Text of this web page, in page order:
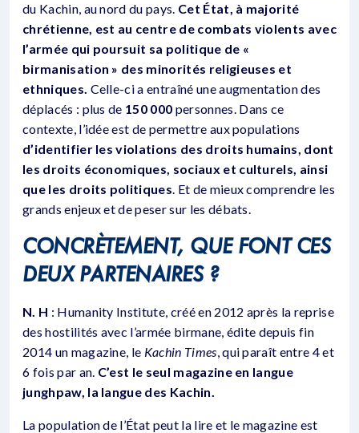
du Kachin, au nord du pays. Cet État, à majorité
chrétienne, est au centre de combats violents avec
l’armée qui poursuit sa politique de «
birmanisation » des minorités religieuses et
ethniques. Celle-ci a entraîné une augmentation des
déplacés : plus de 150 000 personnes. Dans ce
contexte, l’idée est de permettre aux populations
d’identifier les violations des droits humains, dont
les droits économiques, sociaux et culturels, ainsi
que les droits politiques. Et de mieux comprendre les
grands enjeux et de peser sur les débats.
CONCRÈTEMENT, QUE FONT CES
DEUX PARTENAIRES ?
N. H : Humanity Institute, créé en 2012 après la reprise
des hostilités avec l’armée birmane, édite depuis fin
2014 un magazine, le Kachin Times, qui paraît entre 4 et
6 fois par an. C’est le seul magazine en langue
junghpaw, la langue des Kachin.
La population de l’État peut la lire et le magazine est